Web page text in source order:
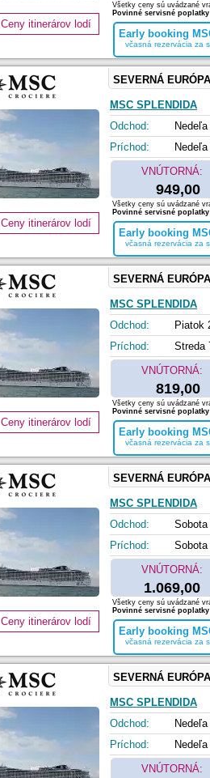
Early booking
včasná rezervácia za
Ceny itinerárov lodí
Všetky ceny sú uvádzané
Povinné servisné
SEVERNÁ
MSC SPLENDIDA
Odchod:
Príchod:
VNÚTORNÁ:
949,00
Early booking
včasná rezervácia za
Ceny itinerárov lodí
Všetky ceny sú uvádzané
Povinné servisné
SEVERNÁ
MSC SPLENDIDA
Odchod:
Piatok
Príchod:
Streda
VNÚTORNÁ:
819,00
Early booking
včasná rezervácia za
Ceny itinerárov lodí
Všetky ceny sú uvádzané
Povinné servisné
SEVERNÁ
MSC SPLENDIDA
Odchod:
Príchod:
VNÚTORNÁ:
1.069,00
Early booking
včasná rezervácia za
Ceny itinerárov lodí
Všetky ceny sú uvádzané
Povinné servisné
SEVERNÁ
MSC SPLENDIDA
Odchod:
Príchod:
VNÚTORNÁ: